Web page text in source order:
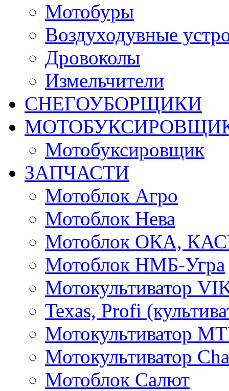
Мотобуры
Воздуходувные
Дровоколы
Измельчители
СНЕГОУБОРЩИКИ
Мотобуксировщик
ЗАПЧАСТИ
Мотоблок Агро
Мотоблок Нева
Мотоблок ОКА,
Мотоблок НМБ-Угра
Мотокультиватор
Texas, Profi
Мотокультиватор
Мотокультиватор
Мотоблок Салют